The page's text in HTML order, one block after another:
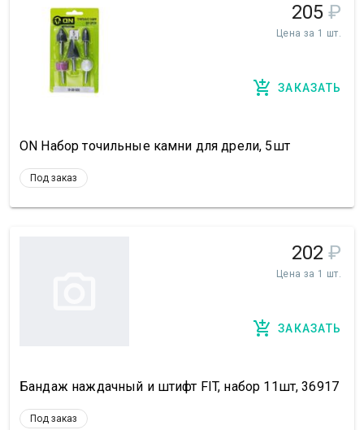
205 ₽
Цена за 1 шт.
ЗАКАЗАТЬ
ON Набор точильные камни для дрели, 5шт
Под заказ
202 ₽
Цена за 1 шт.
ЗАКАЗАТЬ
Бандаж наждачный и штифт FIT, набор 11шт, 36917
Под заказ